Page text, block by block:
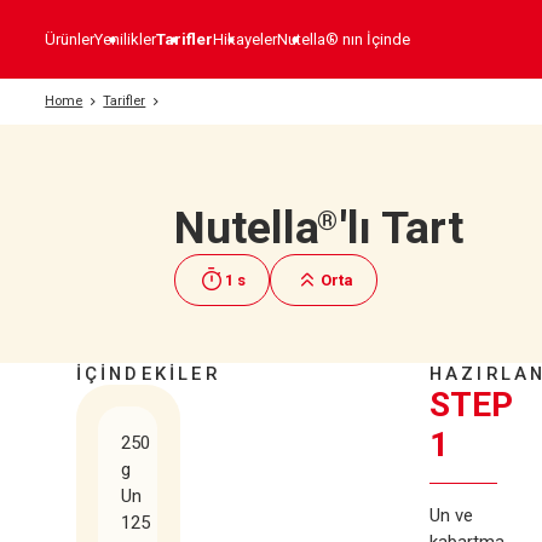
ÜrünlerYeniliklerTariflerHikayelerNutella® nın İçinde
Home Tarifler
Nutella®'lı Tart
1 s Orta
İÇİNDEKİLER
250
g
Un
125
STEP
1
Un ve